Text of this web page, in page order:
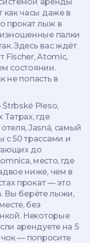
как часы даже в
прокат лыж в
палки
Здесь вас ждёт
Fischer, Atomic,
состоянии.
не попасть в
Štrbské Pleso,
где
, Jasná, самый
50 трассами и
до
, место, где
ниже, чем в
прокат — это
Вы берёте лыжи,
без
Некоторые
арендуете на 5
— попросите